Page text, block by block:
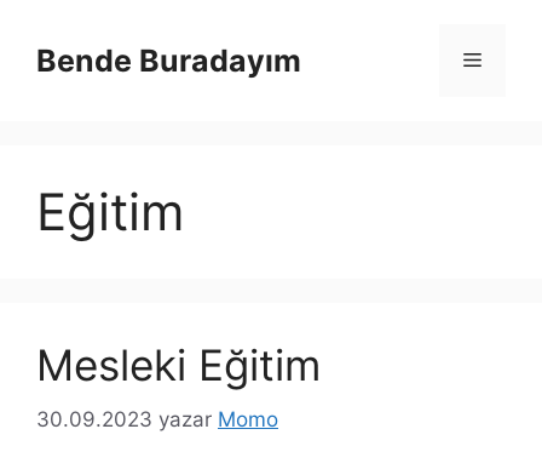
Bende Buradayım Menü
Eğitim
Mesleki Eğitim
30.09.2023 yazar Momo